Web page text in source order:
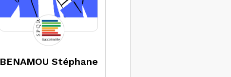
BENAMOU Stéphane